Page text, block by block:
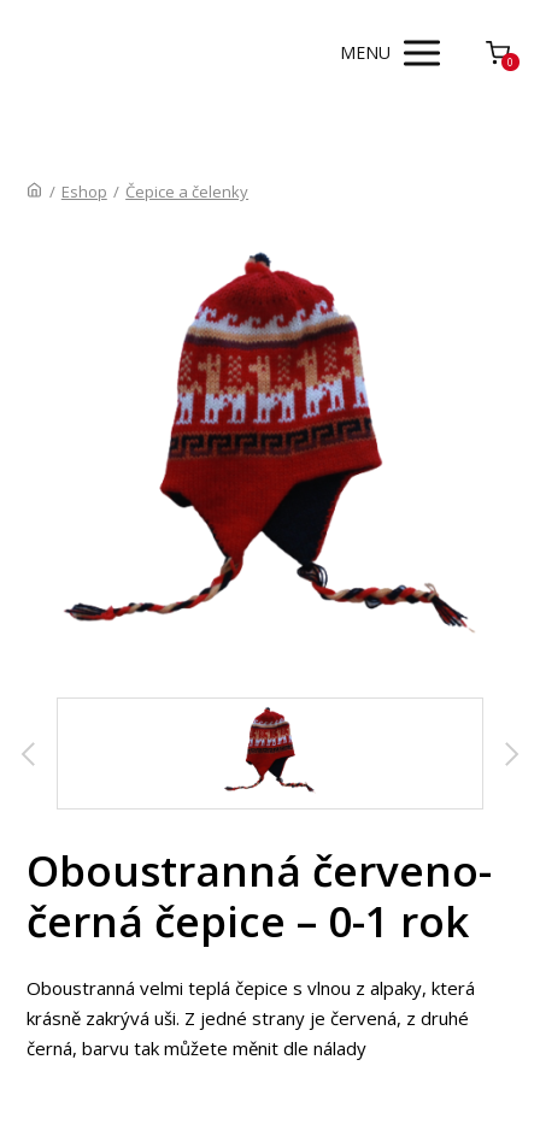
MENU 0
/ Eshop / Čepice a čelenky
Oboustranná červeno-
černá čepice – 0-1 rok
Oboustranná velmi teplá čepice s vlnou z alpaky, která
krásně zakrývá uši. Z jedné strany je červená, z druhé
černá, barvu tak můžete měnit dle nálady